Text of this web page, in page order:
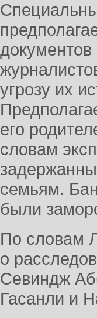
угрозу их
его
словам
семьям.
были
По словам
о
Севиндж
Гасанли и